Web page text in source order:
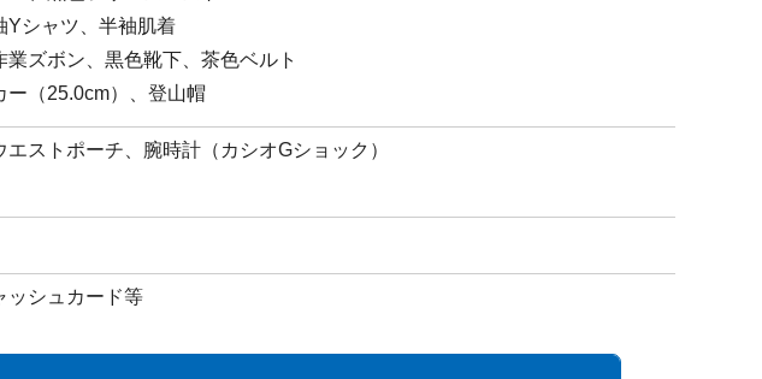
Yシャツ、半袖肌着
ズボン、黒色靴下、茶色ベルト
ー（25.0cm）、登山帽
エストポーチ、腕時計（カシオGショック）
ッシュカード等